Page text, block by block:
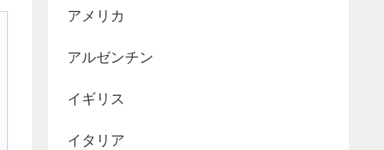
アメリカ
アルゼンチン
イギリス
イタリア